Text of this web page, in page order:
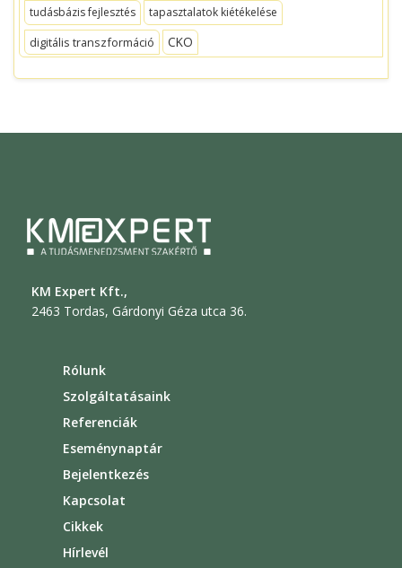
tudásbázis fejlesztés
tapasztalatok kiétékelése
digitális transzformáció CKO
KM Expert Kft.,
2463 Tordas, Gárdonyi Géza utca 36.
Rólunk
Szolgáltatásaink
Referenciák
Eseménynaptár
Bejelentkezés
Kapcsolat
Cikkek
Hírlevél